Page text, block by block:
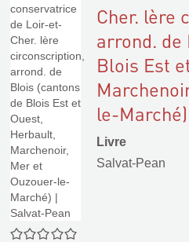
0/5
Cher. lère
arrond. de
Blois Est
le-Marché)
Livre
Salvat-Pean